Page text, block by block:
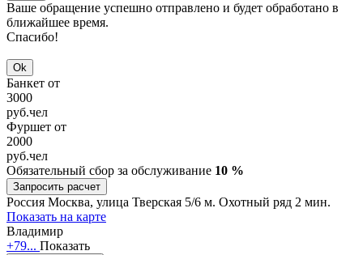
Ваше обращение успешно отправлено и будет обработано в
ближайшее время.
Спасибо!
Ok
Банкет от
3000
руб.чел
Фуршет от
2000
руб.чел
Обязательный сбор за обслуживание 10 %
Запросить расчет
Россия Москва, улица Тверская 5/6 м. Охотный ряд 2 мин.
Показать на карте
Владимир
+79... Показать